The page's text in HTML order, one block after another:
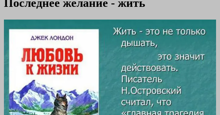
Последнее желание - жить